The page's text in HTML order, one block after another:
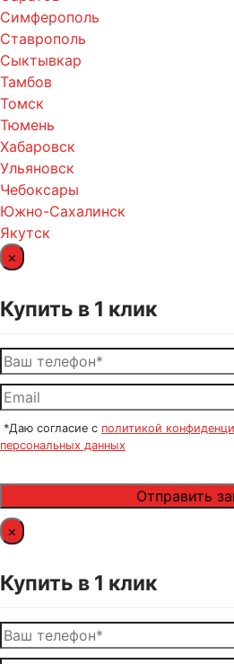
Симферополь
Ставрополь
Сыктывкар
Тамбов
Томск
Тюмень
Хабаровск
Ульяновск
Чебоксары
Южно-Сахалинск
Якутск
×
Купить в 1 клик
*Даю согласие с политикой
персональных данных
×
Купить в 1 клик